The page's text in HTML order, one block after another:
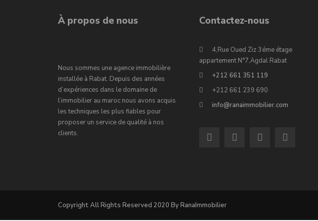
À propos de nous
Nous sommes une agence immobilière
installée à Rabat. Depuis des années
d’expériences dans le domaine de
l’immobilier au maroc nous avons acquis
les techniques les plus fiables pour
proposer un service de qualité à nos
clients.
Contactez-nous
4,Rue Oued Ziz 3éme étage
appartement N°7,Agdal Rabat
+212 661 351 119
+212 661 239 690
info@ranaimmobilier.com
Copyright All Rights Reserved 2020 By RanaImmobilier